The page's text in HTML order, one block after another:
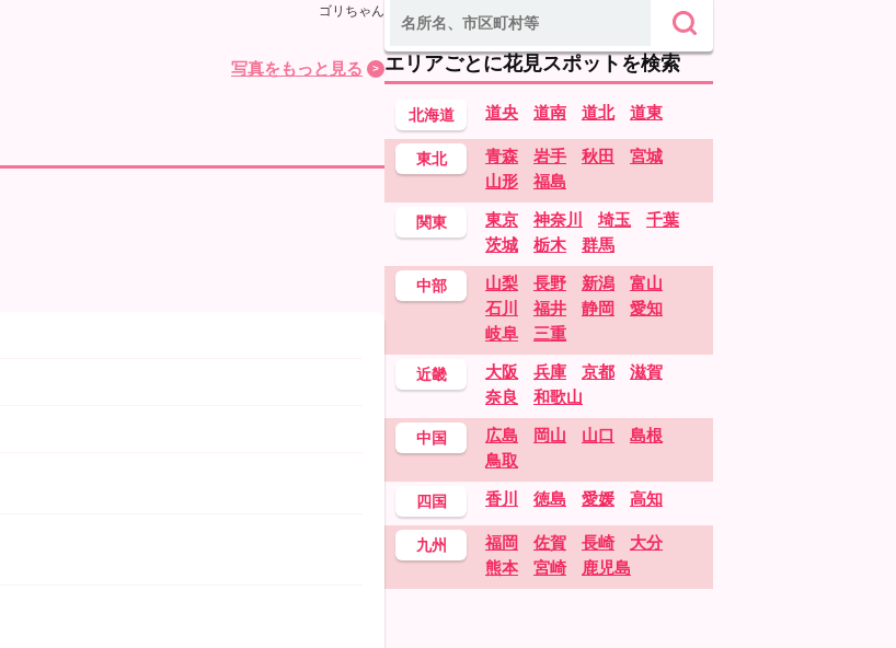
ゴリちゃん
写真をもっと見る エリアごとに花見スポットを検索
北海道 道央 道南 道北 道東
東北 青森 岩手 秋田
宮城
山形
福島
関東 東京 神奈川 埼玉
千葉
茨城
栃木 群馬
中部 山梨 長野 新潟
富山
石川
福井 静岡
愛知
岐阜
三重
近畿 大阪 兵庫 京都
滋賀
奈良
和歌山
中国 広島 岡山 山口
島根
鳥取
四国 香川 徳島 愛媛 高知
九州 福岡 佐賀 長崎
大分
熊本
宮崎 鹿児島